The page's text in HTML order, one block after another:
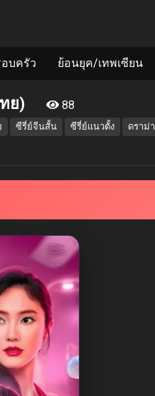
บครัว ย้อนยุค/เทพเซียน
ย) 88
ซีรี่ย์จีนสั้น ซีรี่ย์แนวตั้ง ดราม่า